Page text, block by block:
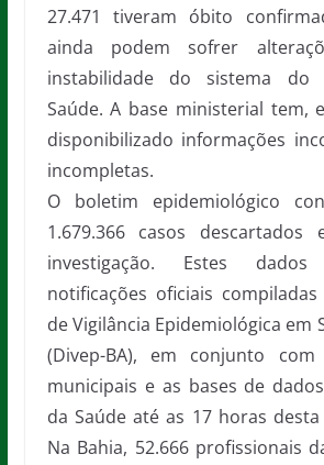
27.471 tiveram óbito
ainda podem sofrer
instabilidade do sistema do
Saúde. A base ministerial tem,
disponibilizado informações
incompletas.
O boletim epidemiológico
1.679.366 casos descartados
investigação. Estes dados
notificações oficiais
de Vigilância Epidemiológica em
(Divep-BA), em conjunto com
municipais e as bases de
da Saúde até as 17 horas
Na Bahia, 52.666 profissionais